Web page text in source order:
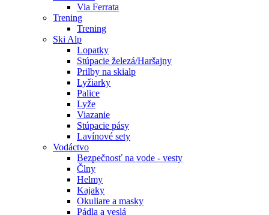
Via Ferrata
Trening
Trening
Ski Alp
Lopatky
Stúpacie železá/Haršajny
Prilby na skialp
Lyžiarky
Palice
Lyže
Viazanie
Stúpacie pásy
Lavínové sety
Vodáctvo
Bezpečnosť na vode - vesty
Člny
Helmy
Kajaky
Okuliare a masky
Pádla a veslá